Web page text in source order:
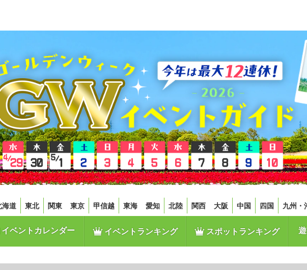
海道 東北 関東 東京 甲信越 東海 愛知 北陸 関西 大阪 中国 四国 九州・
ベントカレンダー イベントランキング スポットランキング